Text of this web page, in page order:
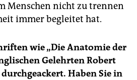
Menschen nicht zu trennen
immer begleitet hat.
wie „Die Anatomie der
Gelehrten Robert
Haben Sie in